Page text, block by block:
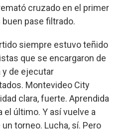
cruzado en el primer
pase filtrado.
siempre estuvo teñido
que se encargaron de
y de ejecutar
Montevideo City
clara, fuerte. Aprendida
último. Y así vuelve a
torneo. Lucha, sí. Pero